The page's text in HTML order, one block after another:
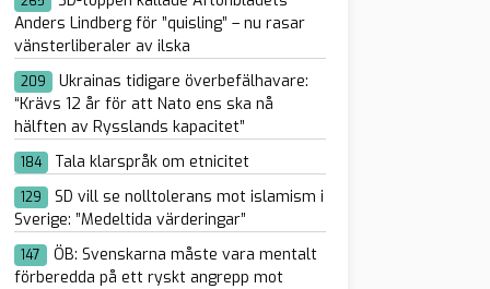
Anders Lindberg för ”quisling” – nu rasar
vänsterliberaler av ilska
209
Ukrainas tidigare överbefälhavare:
“Krävs 12 år för att Nato ens ska nå
hälften av Rysslands kapacitet”
184 Tala klarspråk om etnicitet
129
SD vill se nolltolerans mot islamism i
Sverige: ”Medeltida värderingar”
147
ÖB: Svenskarna måste vara mentalt
förberedda på ett ryskt angrepp mot